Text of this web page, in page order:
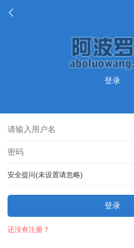
登录
安全提问(未设置请忽略)
登录
还没有注册？